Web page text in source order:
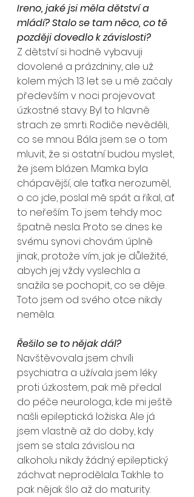
Ireno, jaké jsi měla dětství a
mládí? Stalo se tam něco, co tě
později dovedlo k závislosti?
Z dětství si hodně vybavuji
dovolené a prázdniny, ale už
kolem mých 13 let se u mě začaly
především v noci projevovat
úzkostné stavy. Byl to hlavně
strach ze smrti. Rodiče nevěděli,
co se mnou. Bála jsem se o tom
mluvit, že si ostatní budou myslet,
že jsem blázen. Mamka byla
chápavější, ale taťka nerozuměl,
o co jde, poslal mě spát a říkal, ať
to neřeším. To jsem tehdy moc
špatně nesla. Proto se dnes ke
svému synovi chovám úplně
jinak, protože vím, jak je důležité,
abych jej vždy vyslechla a
snažila se pochopit, co se děje.
Toto jsem od svého otce nikdy
neměla.
Řešilo se to nějak dál?
Navštěvovala jsem chvíli
psychiatra a užívala jsem léky
proti úzkostem, pak mě předal
do péče neurologa, kde mi ještě
našli epileptická ložiska. Ale já
jsem vlastně až do doby, kdy
jsem se stala závislou na
alkoholu nikdy žádný epileptický
záchvat neprodělala. Takhle to
pak nějak šlo až do maturity.